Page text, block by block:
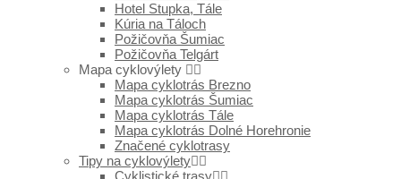
Hotel Stupka, Tále
Kúria na Táloch
Požičovňa Šumiac
Požičovňa Telgárt
Mapa cyklovýlety
Mapa cyklotrás Brezno
Mapa cyklotrás Šumiac
Mapa cyklotrás Tále
Mapa cyklotrás Dolné Horehronie
Značené cyklotrasy
Tipy na cyklovýlety